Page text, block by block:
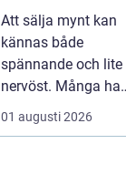
dina samlingar
Att sälja mynt kan
kännas både
spännande och lite
nervöst. Många har
ärvt mynt, hittat
gamla burkar ...
01 augusti 2026